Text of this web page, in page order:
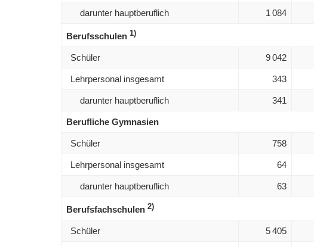
darunter hauptberuflich 1 084
Berufsschulen 1)
Schüler 9 042
Lehrpersonal insgesamt 343
darunter hauptberuflich 341
Berufliche Gymnasien
Schüler 758
Lehrpersonal insgesamt 64
darunter hauptberuflich 63
Berufsfachschulen 2)
Schüler 5 405